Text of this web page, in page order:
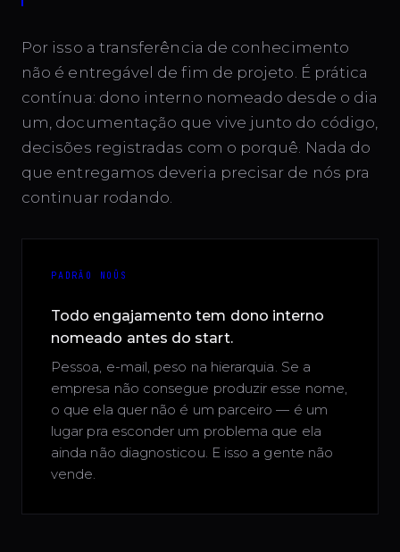
Por isso a transferência de conhecimento
não é entregável de fim de projeto. É prática
contínua: dono interno nomeado desde o dia
um, documentação que vive junto do código,
decisões registradas com o porquê. Nada do
que entregamos deveria precisar de nós pra
continuar rodando.
PADRÃO NOÛS
Todo engajamento tem dono interno
nomeado antes do start.
Pessoa, e-mail, peso na hierarquia. Se a
empresa não consegue produzir esse nome,
o que ela quer não é um parceiro — é um
lugar pra esconder um problema que ela
ainda não diagnosticou. E isso a gente não
vende.